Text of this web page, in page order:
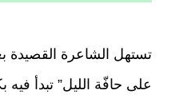
تستهل الشاعرة القصيدة
على حافّة الليل” تبدأ فيه